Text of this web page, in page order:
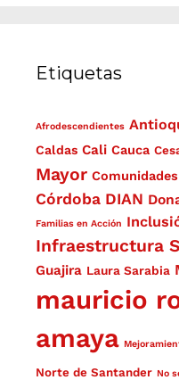
Etiquetas
Afrodescendientes
Caldas Cali Cauca
Mayor
Córdoba DIAN
Familias en Acción
Infraestructura
Guajira Laura Sarabia
mauricio
amaya
Norte de Santander No